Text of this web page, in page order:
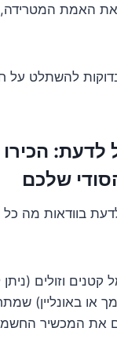
האמת המטרידה,
בדוקות להשתלט
לדעת:
שלכם
בוודאות מה כל
וזולים (ניתן
או באונליין)
את המכשיר